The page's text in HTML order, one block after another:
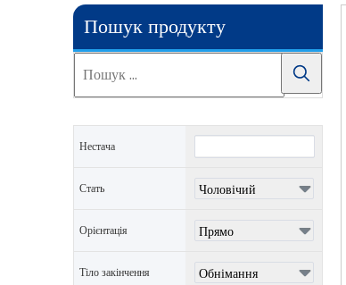
Пошук продукту
Нестача
Стать
Орієнтація
Тіло закінчення